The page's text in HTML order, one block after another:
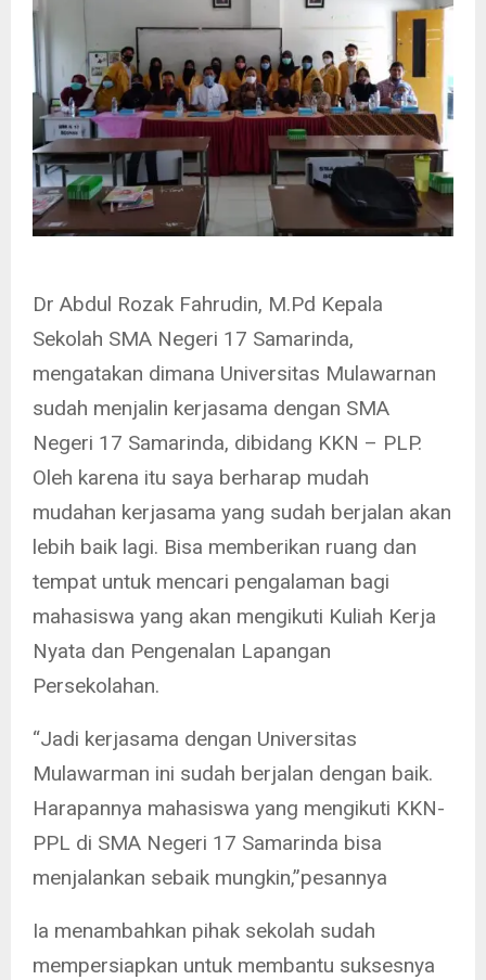
Dr Abdul Rozak Fahrudin, M.Pd Kepala
Sekolah SMA Negeri 17 Samarinda,
mengatakan dimana Universitas Mulawarnan
sudah menjalin kerjasama dengan SMA
Negeri 17 Samarinda, dibidang KKN – PLP.
Oleh karena itu saya berharap mudah
mudahan kerjasama yang sudah berjalan akan
lebih baik lagi. Bisa memberikan ruang dan
tempat untuk mencari pengalaman bagi
mahasiswa yang akan mengikuti Kuliah Kerja
Nyata dan Pengenalan Lapangan
Persekolahan.
“Jadi kerjasama dengan Universitas
Mulawarman ini sudah berjalan dengan baik.
Harapannya mahasiswa yang mengikuti KKN-
PPL di SMA Negeri 17 Samarinda bisa
menjalankan sebaik mungkin,”pesannya
Ia menambahkan pihak sekolah sudah
mempersiapkan untuk membantu suksesnya